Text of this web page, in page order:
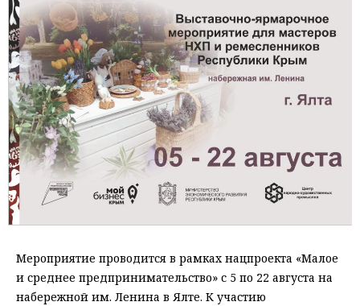
Мероприятие проводится в рамках нацпроекта «Малое
и среднее предпринимательство» с 5 по 22 августа на
набережной им. Ленина в Ялте. К участию